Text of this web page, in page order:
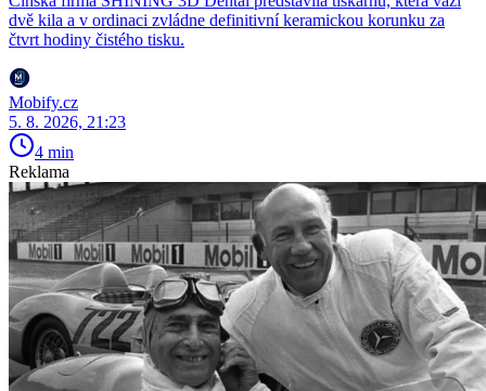
dvě kila a v ordinaci zvládne definitivní keramickou korunku za
čtvrt hodiny čistého tisku.
Mobify.cz
5. 8. 2026, 21:23
4 min
Reklama